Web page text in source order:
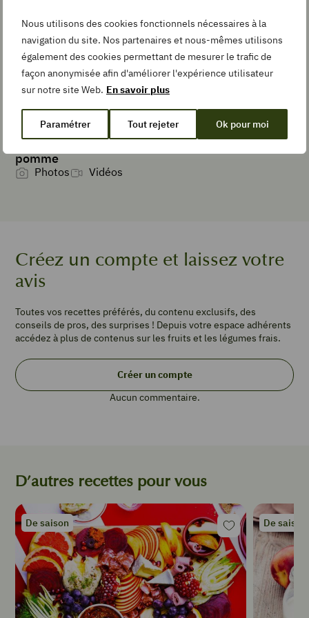
Nous utilisons des cookies fonctionnels nécessaires à la
navigation du site. Nos partenaires et nous-mêmes utilisons
également des cookies permettant de mesurer le trafic de
façon anonymisée afin d'améliorer l'expérience utilisateur
sur notre site Web. En savoir plus
Paramétrer Tout rejeter Ok pour moi
to
Collection
10
TYPE DE PLAT
PORTIONS
4
2
20
à
c
sucre
cassonade
(ou
sucre
roux)
40
g
Les différentes préparations d’une
pomme
Photos Vidéos
Créez un compte et laissez votre
avis
Toutes vos recettes préférés, du contenu exclusifs, des
conseils de pros, des surprises ! Depuis votre espace adhérents
accédez à plus de contenus sur les fruits et les légumes frais.
Créer un compte
Aucun commentaire.
D’autres recettes pour vous
De saison De saison